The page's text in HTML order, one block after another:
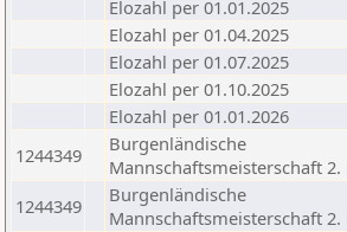
Elozahl per 01.01.2025
Elozahl per 01.04.2025
Elozahl per 01.07.2025
Elozahl per 01.10.2025
Elozahl per 01.01.2026
1244349
Burgenländische
Mannschaftsmeisterschaft 2.
1244349
Burgenländische
Mannschaftsmeisterschaft 2.